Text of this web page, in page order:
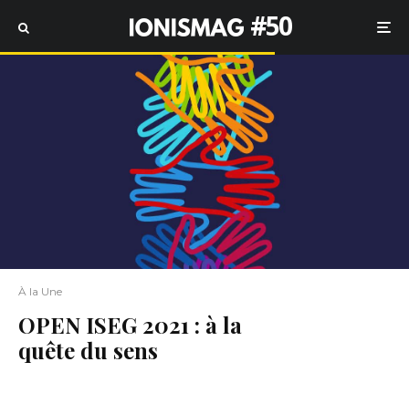
#50
À la Une
OPEN ISEG 2021 : à la
quête du sens